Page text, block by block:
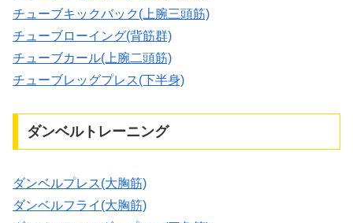
チューブキックバック(上腕三頭筋)
チューブローイング(背筋群)
チューブカール(上腕二頭筋)
チューブレッグプレス(下半身)
ダンベルトレーニング
ダンベルプレス(大胸筋)
ダンベルフライ(大胸筋)